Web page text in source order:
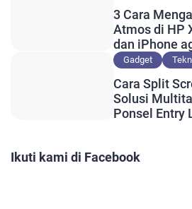
3 Cara
Atmos di HP
dan iPhone
Lebih
Gadget
Cara Split
Solusi
Ponsel Entry
Ikuti kami di Facebook